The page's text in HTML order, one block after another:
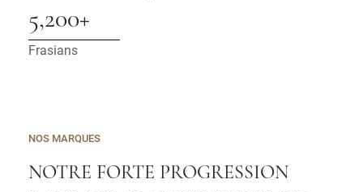
5,200+
Frasians
NOS MARQUES
NOTRE FORTE PROGRESSION